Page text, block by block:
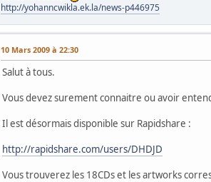
http://yohanncwikla.ek.la/news-p446975
10 Mars 2009 à 22:30
Salut à tous.
Vous devez surement connaitre ou avoir
Il est désormais disponible sur Rapidshare :
http://rapidshare.com/users/DHDJD
Vous trouverez les 18CDs et les artworks